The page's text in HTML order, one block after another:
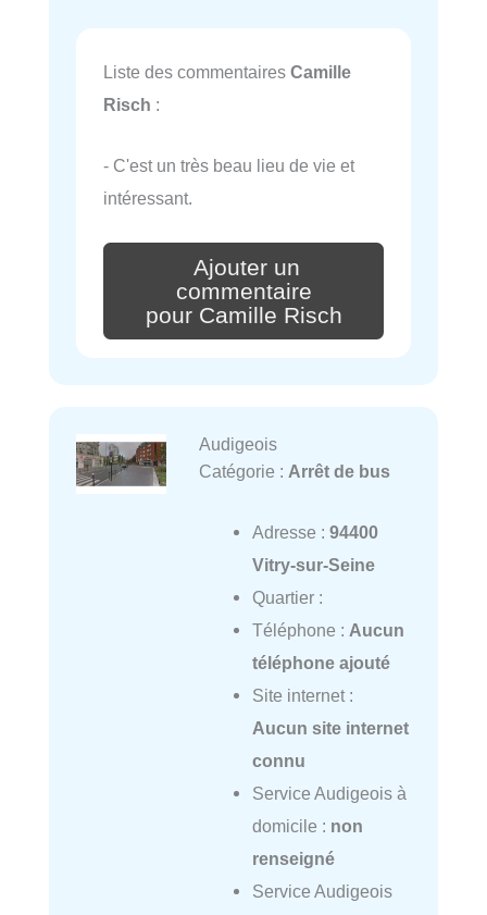
Liste des commentaires Camille
Risch :
- C'est un très beau lieu de vie et
intéressant.
Ajouter un
commentaire
pour Camille Risch
Audigeois
Catégorie : Arrêt de bus
Adresse : 94400
Vitry-sur-Seine
Quartier :
Téléphone : Aucun
téléphone ajouté
Site internet :
Aucun site internet
connu
Service Audigeois à
domicile : non
renseigné
Service Audigeois